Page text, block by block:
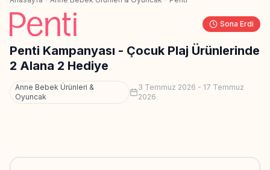
Sona Erdi
Penti Kampanyası - Çocuk Plaj Ürünlerinde
2 Alana 2 Hediye
Anne Bebek Ürünleri &
Oyuncak
3 Temmuz 2026 - 17 Temmuz
2026